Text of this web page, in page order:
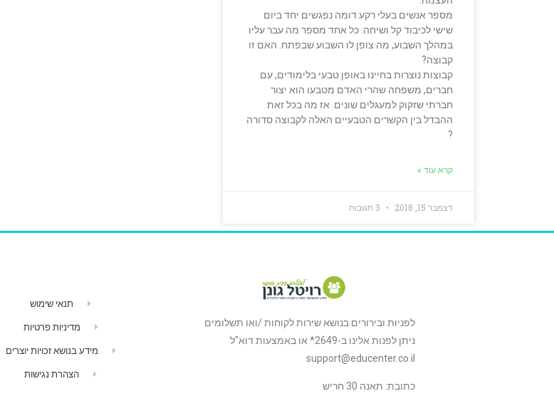
מספר אנשים בעלי רקע דומה נפגשים יחד ביום
שישי לכיבוד קל ושיחה. כל אחד מספר מה עבר עליו
במהלך השבוע, מה צופן לו השבוע שבפתח. האם זו
קבוצה?
קבוצות נוצרות בחיינו באופן טבעי בלימודים, עם
חברים, משפחה שהרי האדם מטבעו הוא יצור
חברתי שזקוק למעגלים שונים. אז מה בכל זאת
ההבדל בין הקשרים הטבעיים האלה לקבוצה סדורה
?
קרא עוד »
דצמבר 15, 2018
לפניות ובירורים בנושא שירות לקוחות /ואו תשלומים
ניתן לפנות אלינו ב-2649* או באמצעות דוא"ל
support@educenter.co.il
כתובת: תאנה 30 חריש
תנאי שימוש
מדיניות פרטיות
מידע בנושא זכויות יוצרים
הצהרת נגישות